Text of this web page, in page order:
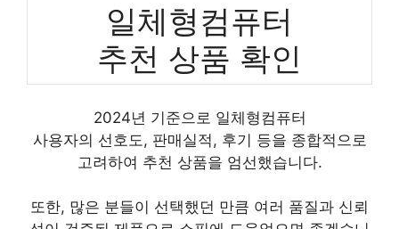
일체형컴퓨터
추천 상품 확인
2024년 기준으로 일체형컴퓨터
사용자의 선호도, 판매실적, 후기 등을 종합적으로
고려하여 추천 상품을 엄선했습니다.
또한, 많은 분들이 선택했던 만큼 여러 품질과 신뢰